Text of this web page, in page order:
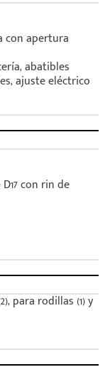
con apertura
abatibles
ajuste eléctrico
con rin de
para rodillas (1) y